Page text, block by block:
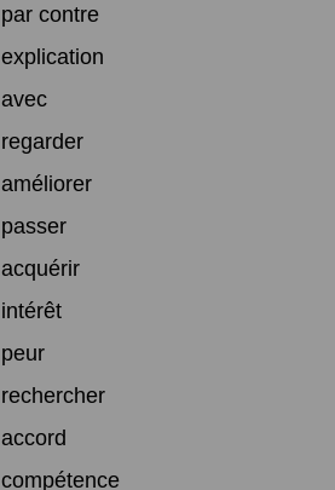
par contre
explication
avec
regarder
améliorer
passer
acquérir
intérêt
peur
rechercher
accord
compétence